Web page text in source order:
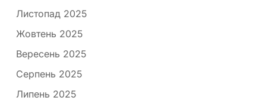
Листопад 2025
Жовтень 2025
Вересень 2025
Серпень 2025
Липень 2025